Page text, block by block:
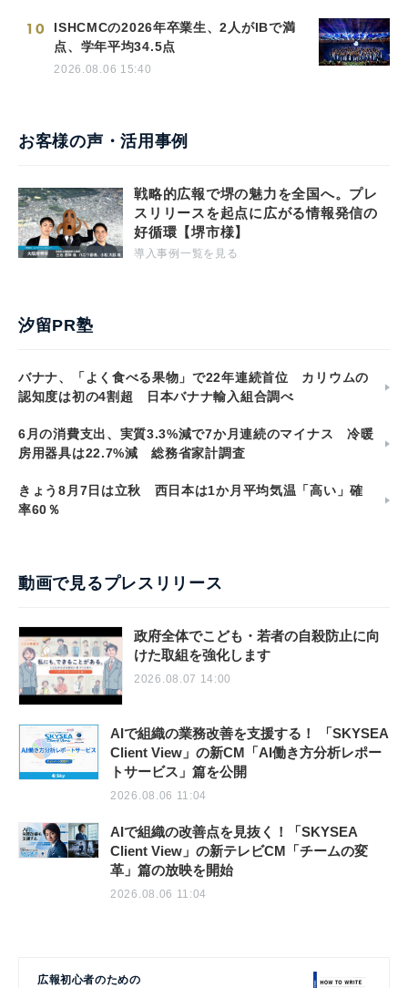
10
ISHCMCの2026年卒業生、2人がIBで満
点、学年平均34.5点
2026.08.06 15:40
お客様の声・活用事例
戦略的広報で堺の魅力を全国へ。プレ
スリリースを起点に広がる情報発信の
好循環【堺市様】
導入事例一覧を見る
汐留PR塾
バナナ、「よく食べる果物」で22年連続首位 カリウムの
認知度は初の4割超 日本バナナ輸入組合調べ
6月の消費支出、実質3.3%減で7か月連続のマイナス 冷暖
房用器具は22.7%減 総務省家計調査
きょう8月7日は立秋 西日本は1か月平均気温「高い」確
率60％
動画で見るプレスリリース
政府全体でこども・若者の自殺防止に向
けた取組を強化します
2026.08.07 14:00
AIで組織の業務改善を支援する！ 「SKYSEA
Client View」の新CM「AI働き方分析レポー
トサービス」篇を公開
2026.08.06 11:04
AIで組織の改善点を見抜く！「SKYSEA
Client View」の新テレビCM「チームの変
革」篇の放映を開始
2026.08.06 11:04
広報初心者のための